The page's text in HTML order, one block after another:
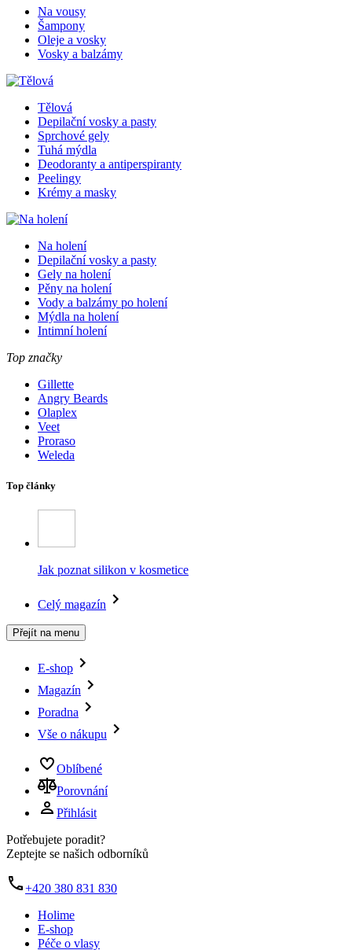
Na vousy
Šampony
Oleje a vosky
Vosky a balzámy
Tělová
Depilační vosky a pasty
Sprchové gely
Tuhá mýdla
Deodoranty a antiperspiranty
Peelingy
Krémy a masky
Na holení
Depilační vosky a pasty
Gely na holení
Pěny na holení
Vody a balzámy po holení
Mýdla na holení
Intimní holení
Top značky
Gillette
Angry Beards
Olaplex
Veet
Proraso
Weleda
Top články
Jak poznat silikon v kosmetice
Celý magazín
Přejít na menu
E-shop
Magazín
Poradna
Vše o nákupu
Oblíbené
Porovnání
Přihlásit
Potřebujete poradit?
Zeptejte se našich odborníků
+420 380 831 830
Holime
E-shop
Péče o vlasy